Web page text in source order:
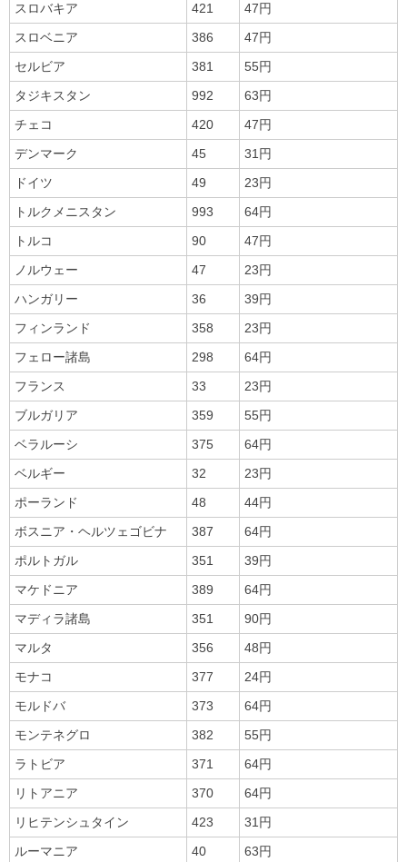
スロバキア
421
47円
スロベニア
386
47円
セルビア
381
55円
タジキスタン
992
63円
チェコ
420
47円
デンマーク
45
31円
ドイツ
49
23円
トルクメニスタン
993
64円
トルコ
90
47円
ノルウェー
47
23円
ハンガリー
36
39円
フィンランド
358
23円
フェロー諸島
298
64円
フランス
33
23円
ブルガリア
359
55円
ベラルーシ
375
64円
ベルギー
32
23円
ポーランド
48
44円
ボスニア・ヘルツェゴビナ
387
64円
ポルトガル
351
39円
マケドニア
389
64円
マディラ諸島
351
90円
マルタ
356
48円
モナコ
377
24円
モルドバ
373
64円
モンテネグロ
382
55円
ラトビア
371
64円
リトアニア
370
64円
リヒテンシュタイン
423
31円
ルーマニア
40 63円